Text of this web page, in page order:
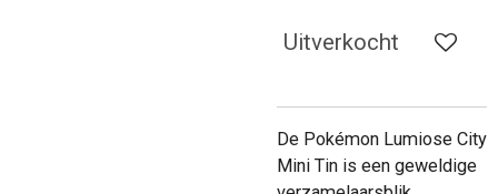
Uitverkocht
De Pokémon Lumiose City
Mini Tin is een geweldige